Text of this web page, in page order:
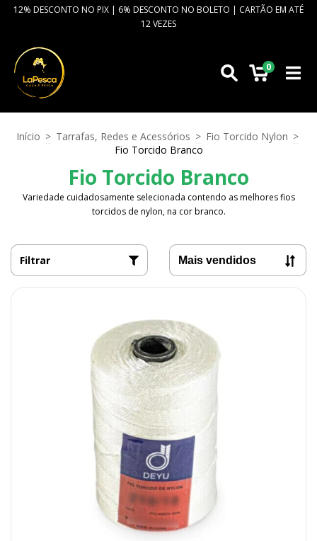
12% DESCONTO NO PIX | 6% DESCONTO NO BOLETO | CARTÃO EM ATÉ
12 VEZES
0
Início > Tarrafas, Redes e Acessórios > Fio Torcido Nylon >
Fio Torcido Branco
Fio Torcido Branco
Variedade cuidadosamente selecionada contendo as melhores fios
torcidos de nylon, na cor branco.
Filtrar